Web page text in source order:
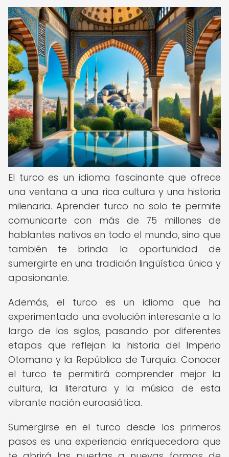
El turco es un idioma fascinante que ofrece
una ventana a una rica cultura y una historia
milenaria. Aprender turco no solo te permite
comunicarte con más de 75 millones de
hablantes nativos en todo el mundo, sino que
también te brinda la oportunidad de
sumergirte en una tradición lingüística única y
apasionante.
Además, el turco es un idioma que ha
experimentado una evolución interesante a lo
largo de los siglos, pasando por diferentes
etapas que reflejan la historia del Imperio
Otomano y la República de Turquía. Conocer
el turco te permitirá comprender mejor la
cultura, la literatura y la música de esta
vibrante nación euroasiática.
Sumergirse en el turco desde los primeros
pasos es una experiencia enriquecedora que